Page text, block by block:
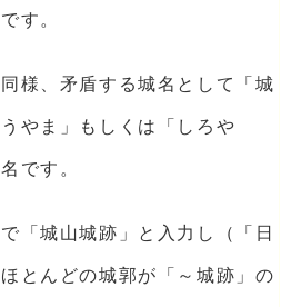
す。
様、矛盾する城名として「城
やま」もしくは「しろや
です。
「城山城跡」と入力し（「日
とんどの城郭が「～城跡」の